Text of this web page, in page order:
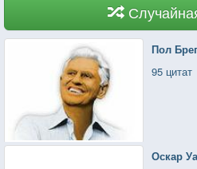
Пол
95 цитат
Оскар